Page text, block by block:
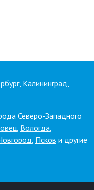
, Калининград,
Северо-Западного
, Вологда,
, Псков и другие